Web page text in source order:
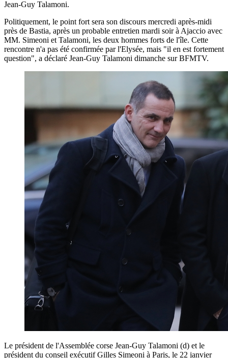
Jean-Guy Talamoni.
Politiquement, le point fort sera son discours mercredi après-midi
près de Bastia, après un probable entretien mardi soir à Ajaccio avec
MM. Simeoni et Talamoni, les deux hommes forts de l'île. Cette
rencontre n'a pas été confirmée par l'Elysée, mais "il en est fortement
question", a déclaré Jean-Guy Talamoni dimanche sur BFMTV.
Le président de l'Assemblée corse Jean-Guy Talamoni (d) et le
président du conseil exécutif Gilles Simeoni à Paris, le 22 janvier